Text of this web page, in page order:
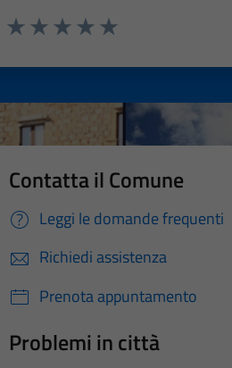
Contatta il Comune
Leggi le domande frequenti
Richiedi assistenza
Prenota appuntamento
Problemi in città